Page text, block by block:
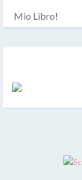
Mio Libro!